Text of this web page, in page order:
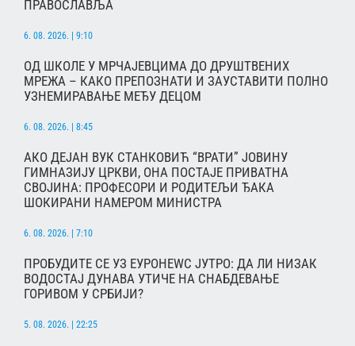
ПРАВОСЛАВЉА
6. 08. 2026. | 9:10
ОД ШКОЛЕ У МРЧАЈЕВЦИМА ДО ДРУШТВЕНИХ
МРЕЖА – КАКО ПРЕПОЗНАТИ И ЗАУСТАВИТИ ПОЛНО
УЗНЕМИРАВАЊЕ МЕЂУ ДЕЦОМ
6. 08. 2026. | 8:45
АКО ДЕЈАН ВУК СТАНКОВИЋ “ВРАТИ” ЈОВИНУ
ГИМНАЗИЈУ ЦРКВИ, ОНА ПОСТАЈЕ ПРИВАТНА
СВОЈИНА: ПРОФЕСОРИ И РОДИТЕЉИ ЂАКА
ШОКИРАНИ НАМЕРОМ МИНИСТРА
6. 08. 2026. | 7:10
ПРОБУДИТЕ СЕ УЗ ЕУРОНЕWС ЈУТРО: ДА ЛИ НИЗАК
ВОДОСТАЈ ДУНАВА УТИЧЕ НА СНАБДЕВАЊЕ
ГОРИВОМ У СРБИЈИ?
5. 08. 2026. | 22:25